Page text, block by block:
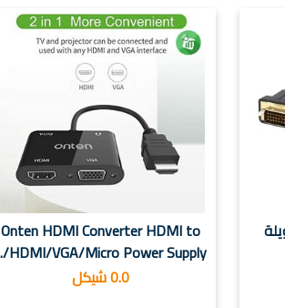
Onten HDMI Converter HDMI to
HDMI/VGA/Micro Power Supply/...
0.0 شيكل